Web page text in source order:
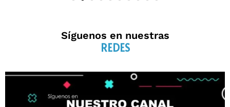
Síguenos en nuestras
REDES